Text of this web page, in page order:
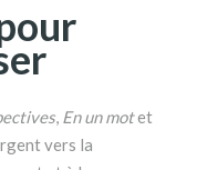
, En un motet
vers la